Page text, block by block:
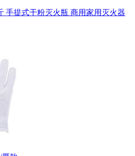
手提式干粉灭火瓶 商用家用灭火器